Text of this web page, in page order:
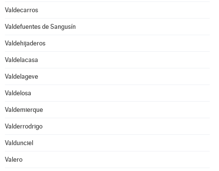
Valdecarros
Valdefuentes de Sangusín
Valdehijaderos
Valdelacasa
Valdelageve
Valdelosa
Valdemierque
Valderrodrigo
Valdunciel
Valero